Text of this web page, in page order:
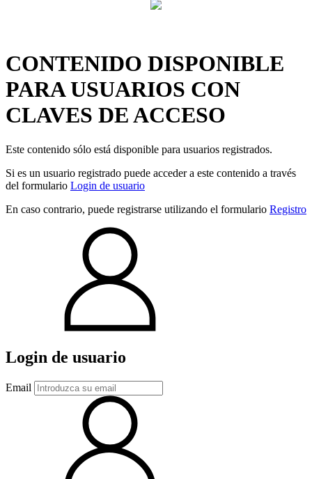
CONTENIDO DISPONIBLE
PARA USUARIOS CON
CLAVES DE ACCESO
Este contenido sólo está disponible para usuarios registrados.
Si es un usuario registrado puede acceder a este contenido a través
del formulario Login de usuario
En caso contrario, puede registrarse utilizando el formulario Registro
Login de usuario
Email